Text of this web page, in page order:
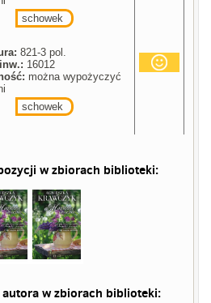
schowek
821-3 pol.
16012
można wypożyczyć
schowek
w zbiorach biblioteki:
w zbiorach biblioteki: